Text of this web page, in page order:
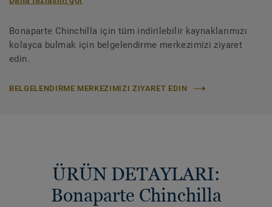
Bonaparte Chinchilla için tüm indirilebilir kaynaklarımızı
kolayca bulmak için belgelendirme merkezimizi ziyaret
edin.
BELGELENDIRME MERKEZIMIZI ZIYARET EDIN
ÜRÜN DETAYLARI:
Bonaparte Chinchilla